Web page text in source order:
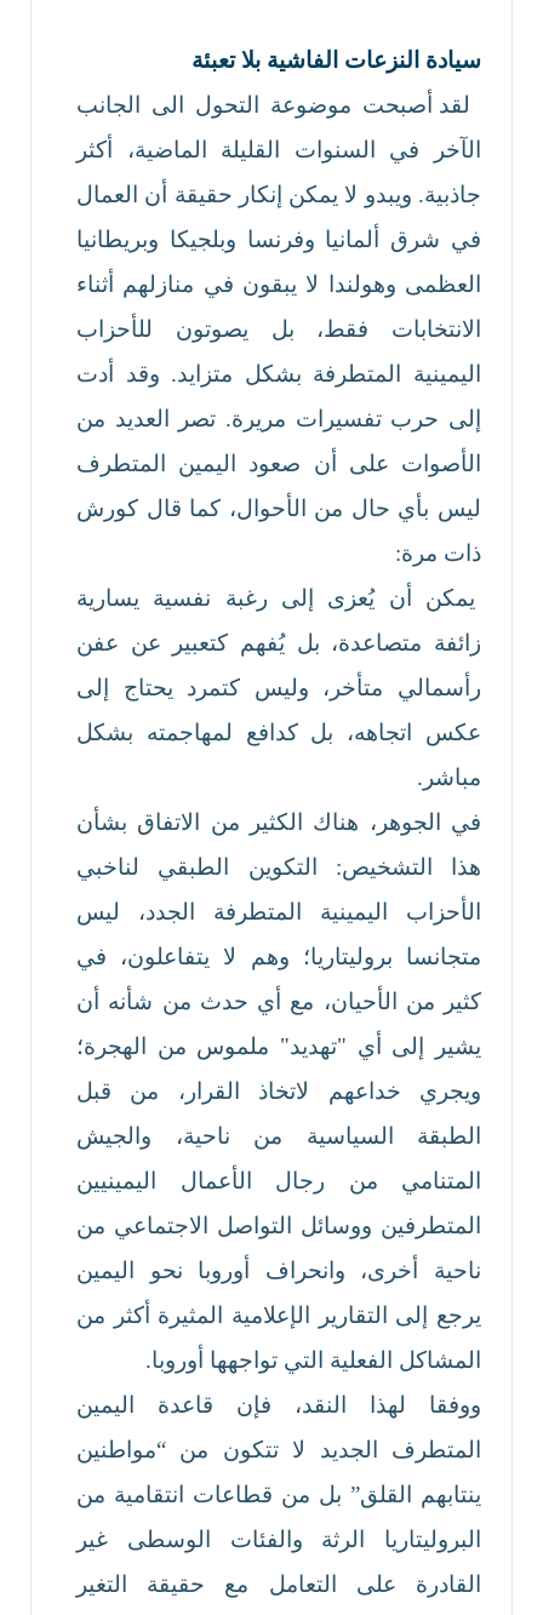
سيادة النزعات الفاشية بلا تعبئة
لقد أصبحت موضوعة التحول الى الجانب
الآخر في السنوات القليلة الماضية، أكثر
جاذبية. ويبدو لا يمكن إنكار حقيقة أن العمال
في شرق ألمانيا وفرنسا وبلجيكا وبريطانيا
العظمى وهولندا لا يبقون في منازلهم أثناء
الانتخابات فقط، بل يصوتون للأحزاب
اليمينية المتطرفة بشكل متزايد. وقد أدت
إلى حرب تفسيرات مريرة. تصر العديد من
الأصوات على أن صعود اليمين المتطرف
ليس بأي حال من الأحوال، كما قال كورش
ذات مرة:
يمكن أن يُعزى إلى رغبة نفسية يسارية
زائفة متصاعدة، بل يُفهم كتعبير عن عفن
رأسمالي متأخر، وليس كتمرد يحتاج إلى
عكس اتجاهه، بل كدافع لمهاجمته بشكل
مباشر.
في الجوهر، هناك الكثير من الاتفاق بشأن
هذا التشخيص: التكوين الطبقي لناخبي
الأحزاب اليمينية المتطرفة الجدد، ليس
متجانسا بروليتاريا؛ وهم لا يتفاعلون، في
كثير من الأحيان، مع أي حدث من شأنه أن
يشير إلى أي "تهديد" ملموس من الهجرة؛
ويجري خداعهم لاتخاذ القرار، من قبل
الطبقة السياسية من ناحية، والجيش
المتنامي من رجال الأعمال اليمينيين
المتطرفين ووسائل التواصل الاجتماعي من
ناحية أخرى، وانحراف أوروبا نحو اليمين
يرجع إلى التقارير الإعلامية المثيرة أكثر من
المشاكل الفعلية التي تواجهها أوروبا.
ووفقا لهذا النقد، فإن قاعدة اليمين
المتطرف الجديد لا تتكون من “مواطنين
ينتابهم القلق” بل من قطاعات انتقامية من
البروليتاريا الرثة والفئات الوسطى غير
القادرة على التعامل مع حقيقة التغير